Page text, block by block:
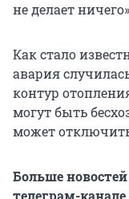
не делает
Как стало
авария
контур
могут быть
может
Больше
телеграм-канале